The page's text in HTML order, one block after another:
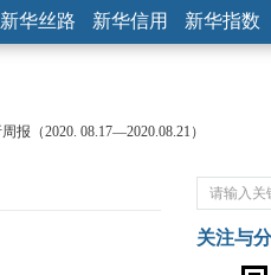
新华丝路 新华信用 新华指数
报（2020. 08.17—2020.08.21）
关注与